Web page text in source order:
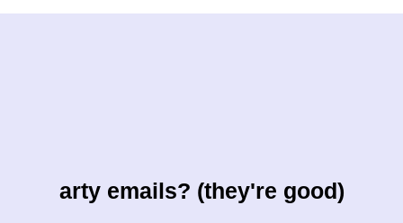
arty emails? (they're good)